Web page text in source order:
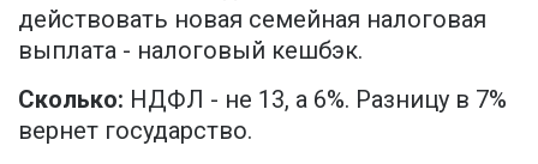
действовать новая семейная налоговая
выплата - налоговый кешбэк.
Сколько: НДФЛ - не 13, а 6%. Разницу в 7%
вернет государство.